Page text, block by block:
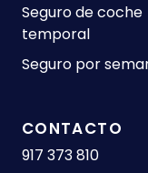
Seguro de coche
temporal
Seguro por
CONTACTO
917 373 810